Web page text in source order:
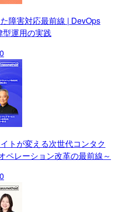
障害対応最前線 | DevOps
運用の実践
トが変える次世代コンタク
ペレーション改革の最前線～